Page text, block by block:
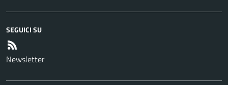
SEGUICI SU
Newsletter